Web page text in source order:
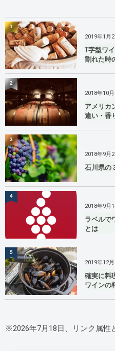
1
2019年1月
T字型ワ
割れた時
2
2018年10
アメリカ
違い・香
3
2018年9月
石川県の
4
2018年9月
ラベルで
とは
5
2019年12月
確実に料
ワインの
※2026年7月18日、リンク属性